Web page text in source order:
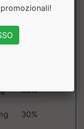
30%
30%